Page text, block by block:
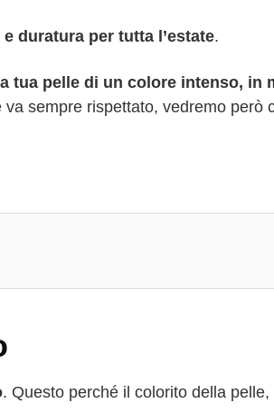
duratura per tutta l’estate.
tua pelle di un colore intenso, in
sempre rispettato, vedremo però
. Questo perché il colorito della